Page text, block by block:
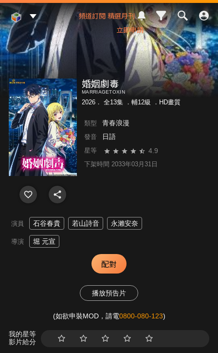
Mod Web頻道訂閱
立即申請
精選月刊
婚姻劇毒
MARRIAGETOXIN
2026． 全13集 ． 輔12級 ．HD畫質
類型 青春浪漫
發音 日語
星等 4.9
下架時間 2033年03月31日
演員 石谷春貴 若山詩音 永瀨安奈
導演 堀 元宣
配對
播放預告片
(如欲申裝MOD，請電0800-080-123)
我的星等
影片給分